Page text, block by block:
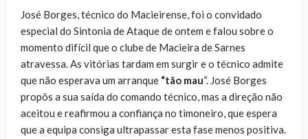
José Borges, técnico do Macieirense, foi o convidado
especial do Sintonia de Ataque de ontem e falou sobre o
momento difícil que o clube de Macieira de Sarnes
atravessa. As vitórias tardam em surgir e o técnico admite
que não esperava um arranque “tão mau“. José Borges
propôs a sua saída do comando técnico, mas a direção não
aceitou e reafirmou a confiança no timoneiro, que espera
que a equipa consiga ultrapassar esta fase menos positiva.